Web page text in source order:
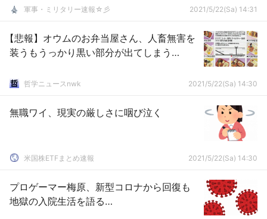
軍事・ミリタリー速報☆彡 2021/5/22(Sa) 14:31
【悲報】オウムのお弁当屋さん、人畜無害を
装うもうっかり黒い部分が出てしまう…
哲学ニュースnwk 2021/5/22(Sa) 14:30
無職ワイ、現実の厳しさに咽び泣く
米国株ETFまとめ速報 2021/5/22(Sa) 14:30
プロゲーマー梅原、新型コロナから回復も
地獄の入院生活を語る…